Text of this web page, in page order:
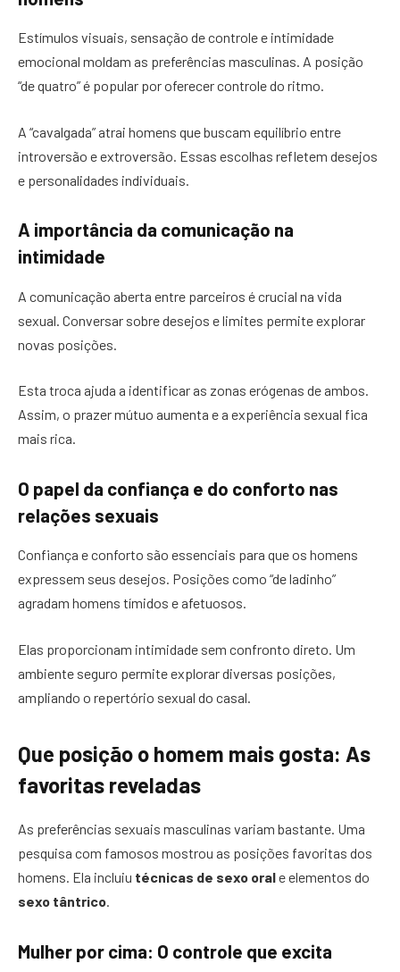
Estímulos visuais, sensação de controle e intimidade
emocional moldam as preferências masculinas. A posição
“de quatro” é popular por oferecer controle do ritmo.
A “cavalgada” atrai homens que buscam equilíbrio entre
introversão e extroversão. Essas escolhas refletem desejos
e personalidades individuais.
A importância da comunicação na
intimidade
A comunicação aberta entre parceiros é crucial na vida
sexual. Conversar sobre desejos e limites permite explorar
novas posições.
Esta troca ajuda a identificar as zonas erógenas de ambos.
Assim, o prazer mútuo aumenta e a experiência sexual fica
mais rica.
O papel da confiança e do conforto nas
relações sexuais
Confiança e conforto são essenciais para que os homens
expressem seus desejos. Posições como “de ladinho”
agradam homens tímidos e afetuosos.
Elas proporcionam intimidade sem confronto direto. Um
ambiente seguro permite explorar diversas posições,
ampliando o repertório sexual do casal.
Que posição o homem mais gosta: As
favoritas reveladas
As preferências sexuais masculinas variam bastante. Uma
pesquisa com famosos mostrou as posições favoritas dos
homens. Ela incluiu técnicas de sexo orale elementos do
sexo tântrico.
Mulher por cima: O controle que excita